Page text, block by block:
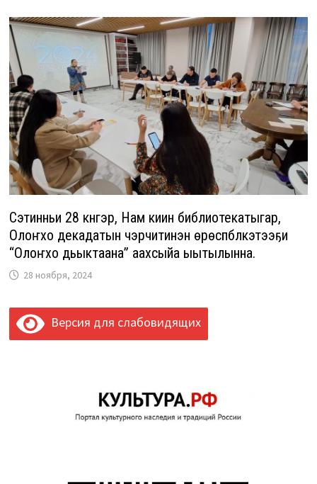
Сэтинньи 28 күнүгэр, Нам киин библиотекатыгар,
Олоҥхо декадатын чэрчитинэн өрөспүүбүлүкэтээҕи
“Олоҥхо дьыктаана” аахсыйа ыытылынна.
28 ноября, 2024
Версия для слабовидящих